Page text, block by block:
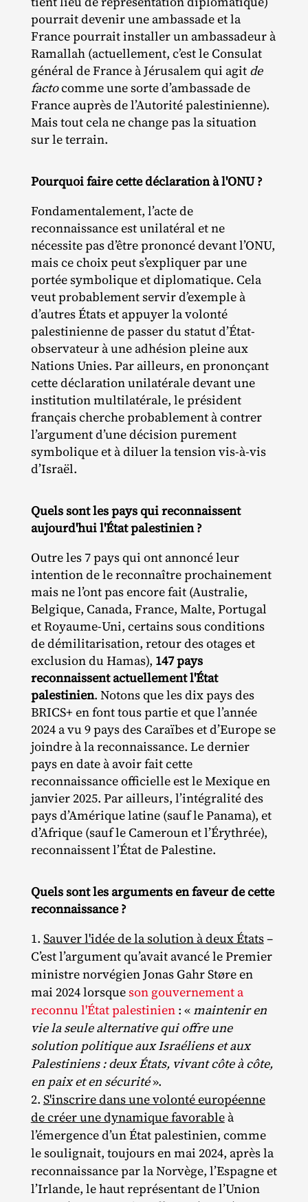
pourrait devenir une ambassade et la
France pourrait installer un ambassadeur à
Ramallah (actuellement, c’est le Consulat
général de France à Jérusalem qui agit de
factocomme une sorte d’ambassade de
France auprès de l’Autorité palestinienne).
Mais tout cela ne change pas la situation
sur le terrain.
Pourquoi faire cette déclaration à l'ONU ?
Fondamentalement, l’acte de
reconnaissance est unilatéral et ne
nécessite pas d’être prononcé devant l’ONU,
mais ce choix peut s’expliquer par une
portée symbolique et diplomatique. Cela
veut probablement servir d’exemple à
d’autres États et appuyer la volonté
palestinienne de passer du statut d’État‐​
observateur à une adhésion pleine aux
Nations Unies. Par ailleurs, en prononçant
cette déclaration unilatérale devant une
institution multilatérale, le président
français cherche probablement à contrer
l’argument d’une décision purement
symbolique et à diluer la tension vis‐​à‐​vis
d’Israël.
Quels sont les pays qui reconnaissent
aujourd'hui l'État palestinien ?
Outre les 7 pays qui ont annoncé leur
intention de le reconnaître prochainement
mais ne l’ont pas encore fait (Australie,
Belgique, Canada, France, Malte, Portugal
et Royaume‐​Uni, certains sous conditions
de démilitarisation, retour des otages et
exclusion du Hamas), 147 pays
reconnaissent actuellement l'État
palestinien. Notons que les dix pays des
BRICS+ en font tous partie et que l’année
2024 a vu 9 pays des Caraïbes et d’Europe se
joindre à la reconnaissance. Le dernier
pays en date à avoir fait cette
reconnaissance officielle est le Mexique en
janvier 2025. Par ailleurs, l’intégralité des
pays d’Amérique latine (sauf le Panama), et
d’Afrique (sauf le Cameroun et l’Érythrée),
reconnaissent l’État de Palestine.
Quels sont les arguments en faveur de cette
reconnaissance ?
Sauver l'idée de la solution à deux États–
C’est l’argument qu’avait avancé le Premier
ministre norvégien Jonas Gahr Støre en
mai 2024 lorsqueson gouvernement a
reconnu l'État palestinien: «maintenir en
vie la seule alternative qui offre une
solution politique aux Israéliens et aux
Palestiniens : deux États, vivant côte à côte,
en paix et en sécurité».
S'inscrire dans une volonté européenne
de créer une dynamique favorableà
l’émergence d’un État palestinien, comme
le soulignait, toujours en mai 2024, après la
reconnaissance par la Norvège, l’Espagne et
l’Irlande, le haut représentant de l’Union